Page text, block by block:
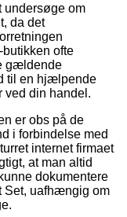
undersøge om
da det
ofte
gældende
til en hjælpende
ved din handel.
er obs på de
i forbindelse med
internet firmaet
at man altid
dokumentere
Set, uafhængig om